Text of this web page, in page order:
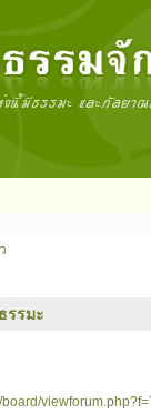
รรมะ